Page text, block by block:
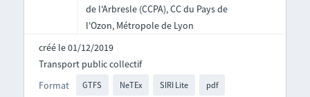
de l'Arbresle (CCPA), CC du Pays de
l'Ozon, Métropole de Lyon
créé le 01/12/2019
Format GTFS NeTEx SIRI Lite pdf
Transport public collectif